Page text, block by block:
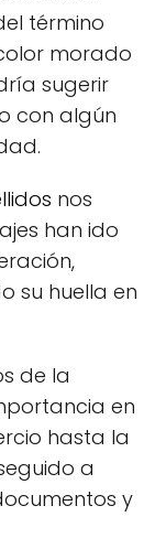
término
morado
sugerir
con algún
nos
han ido
su huella en
de la
en
hasta la
a
y